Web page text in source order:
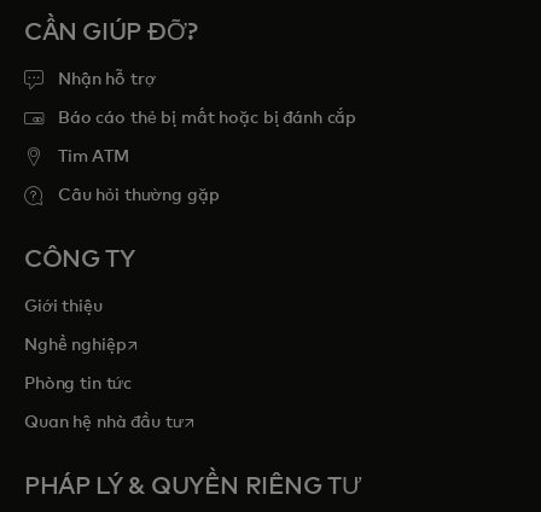
CẦN GIÚP ĐỠ?
Nhận hỗ trợ
Báo cáo thẻ bị mất hoặc bị đánh cắp
Tim ATM
Câu hỏi thường gặp
CÔNG TY
Giới thiệu
Nghề nghiệpopens in a new tab
Phòng tin tức
Quan hệ nhà đầu tưopens in a new tab
PHÁP LÝ & QUYỀN RIÊNG TƯ